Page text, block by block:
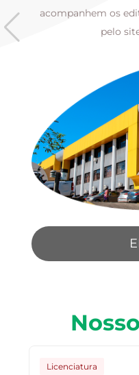
acompanhem os
pelo
Licenciatura